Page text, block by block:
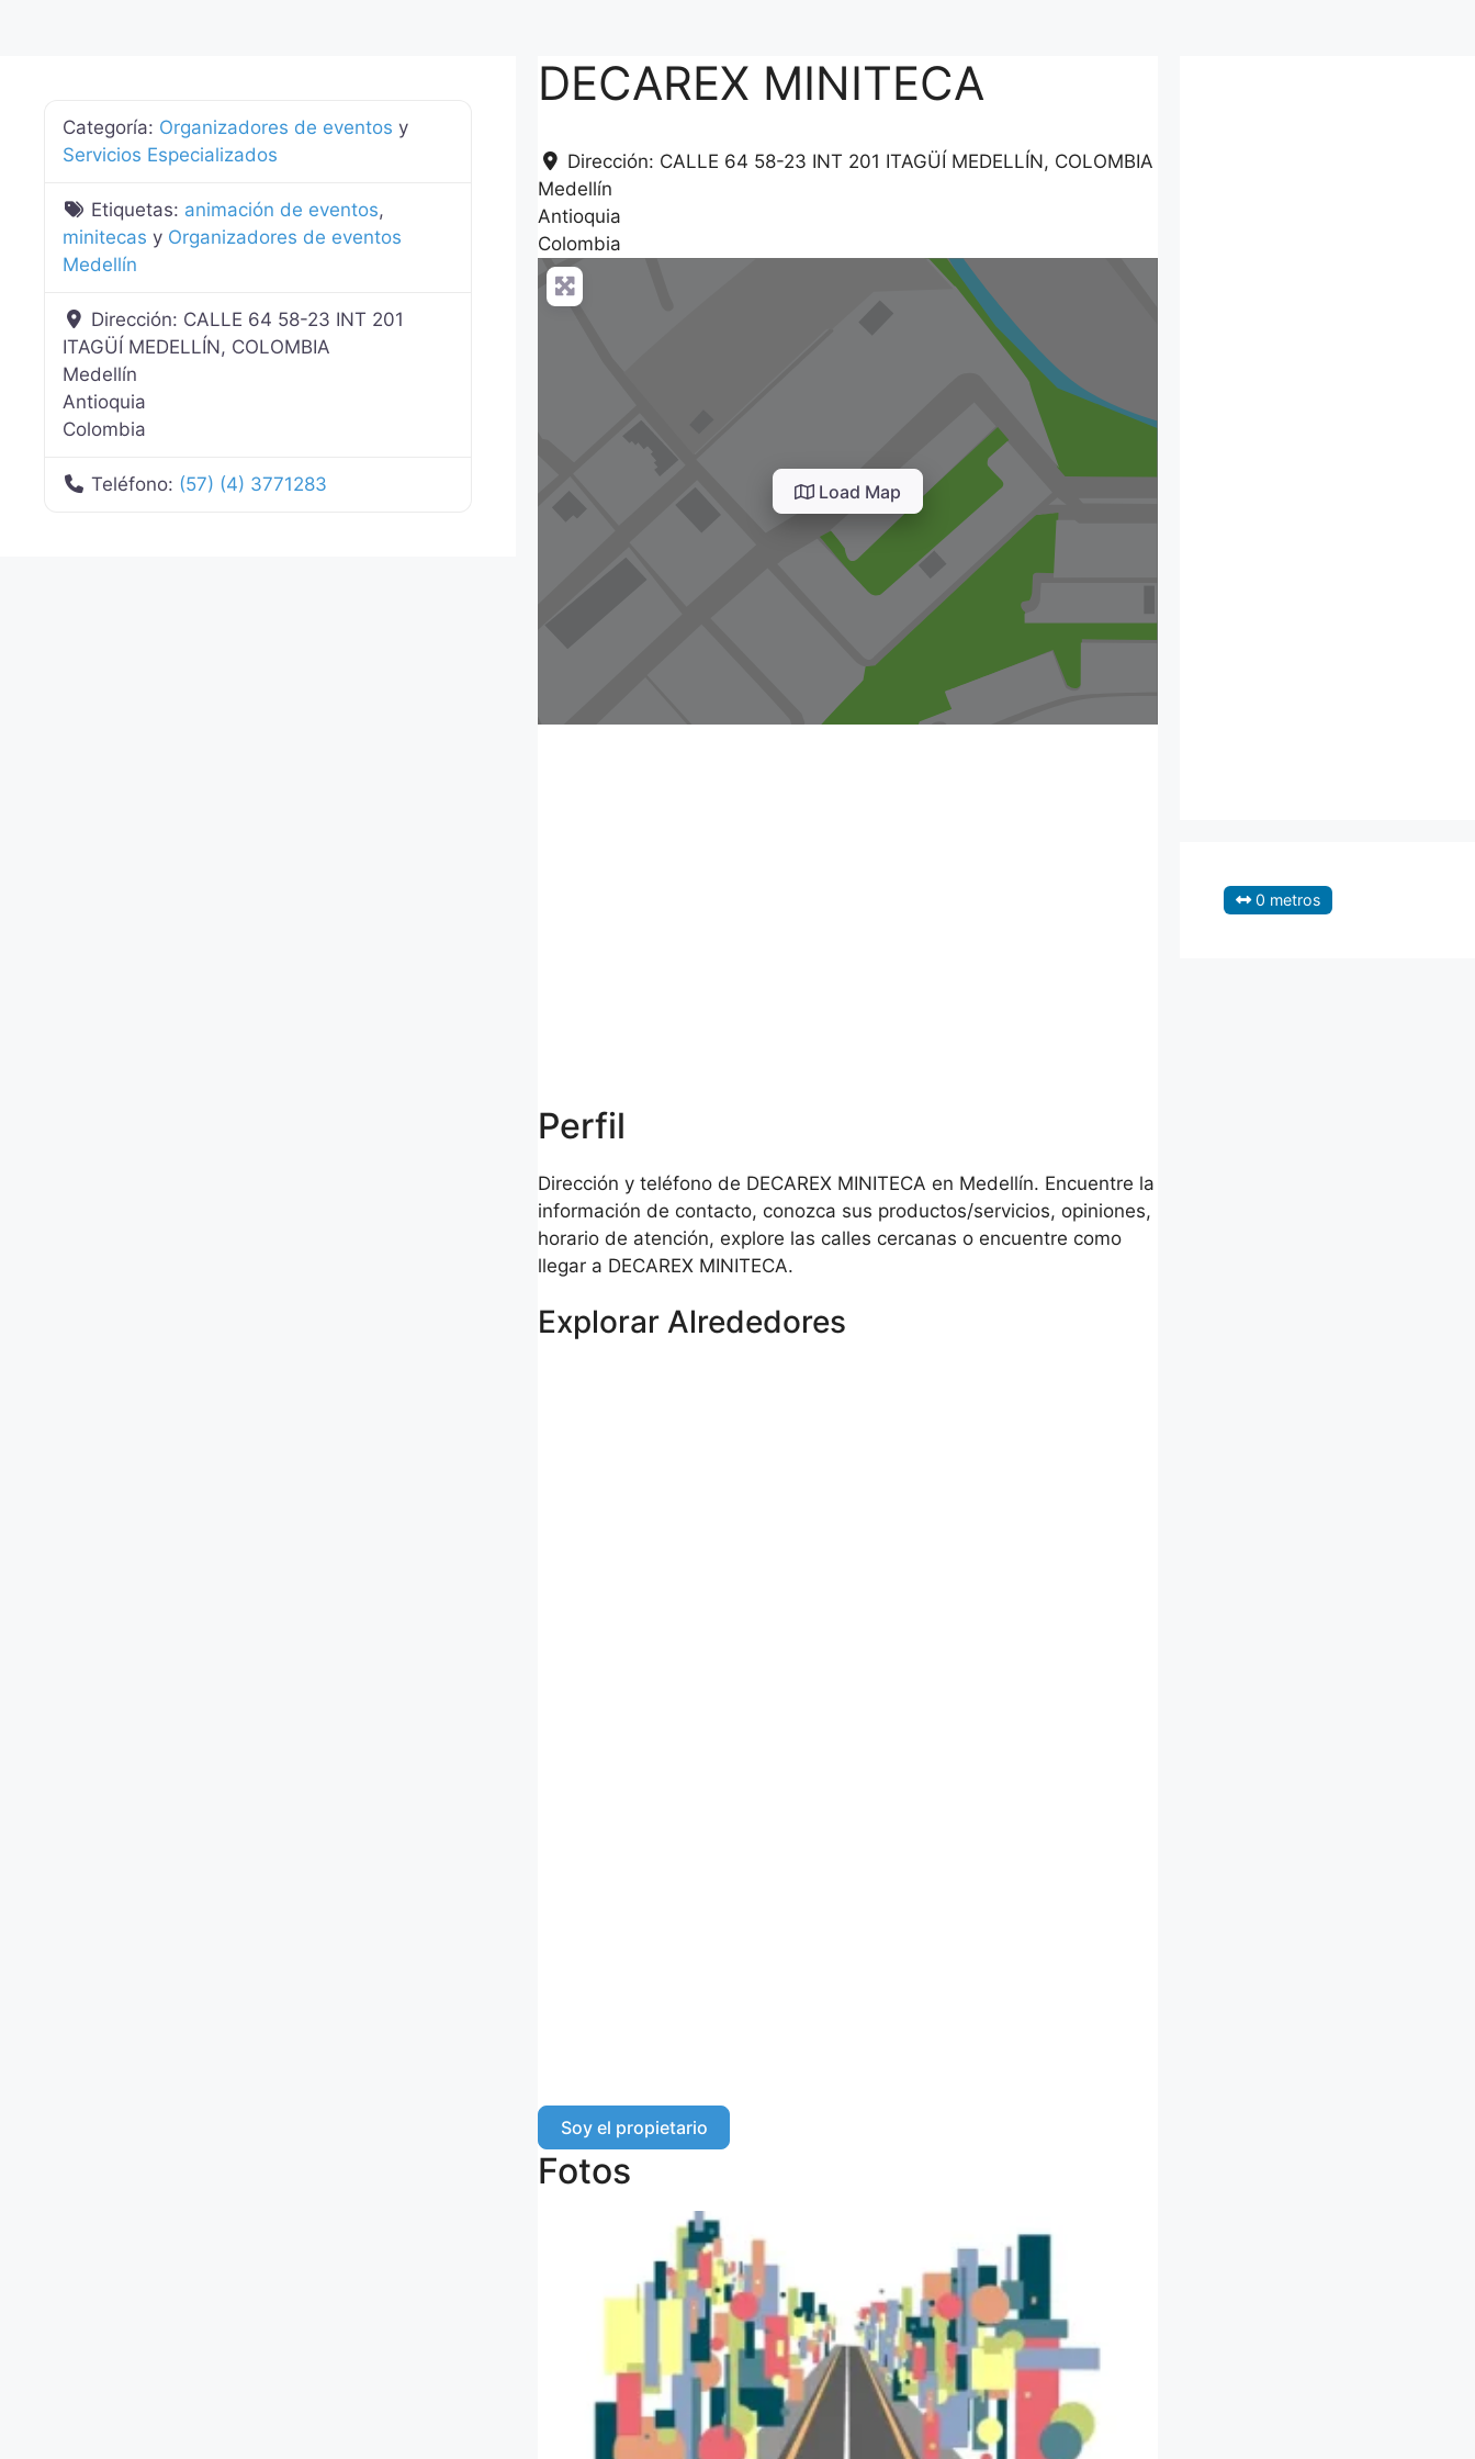
DECAREX MINITECA
Dirección: CALLE 64 58-23 INT 201 ITAGÜÍ MEDELLÍN, COLOMBIA
Medellín
Antioquia
Colombia
Load Map
Perfil
Dirección y teléfono de DECAREX MINITECA en Medellín. Encuentre la
información de contacto, conozca sus productos/servicios, opiniones,
horario de atención, explore las calles cercanas o encuentre como
llegar a DECAREX MINITECA.
Explorar Alrededores
Soy el propietario
Fotos
Categoría: Organizadores de eventos y
Servicios Especializados
Etiquetas: animación de eventos,
minitecas y Organizadores de eventos
Medellín
Dirección: CALLE 64 58-23 INT 201
ITAGÜÍ MEDELLÍN, COLOMBIA
Medellín
Antioquia
Colombia
Teléfono: (57) (4) 3771283
0 metros